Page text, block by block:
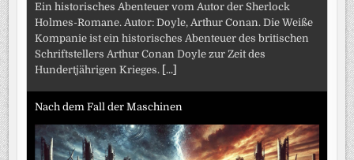
Ein historisches Abenteuer vom Autor der Sherlock
Holmes-Romane. Autor: Doyle, Arthur Conan. Die Weiße
Kompanie ist ein historisches Abenteuer des britischen
Schriftstellers Arthur Conan Doyle zur Zeit des
Hundertjährigen Krieges. [...]
Nach dem Fall der Maschinen